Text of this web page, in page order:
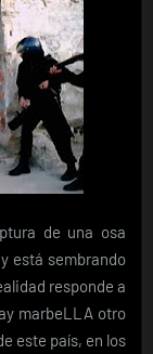
de una osa
está sembrando
responde a
marbeLLA otro
este país, en los